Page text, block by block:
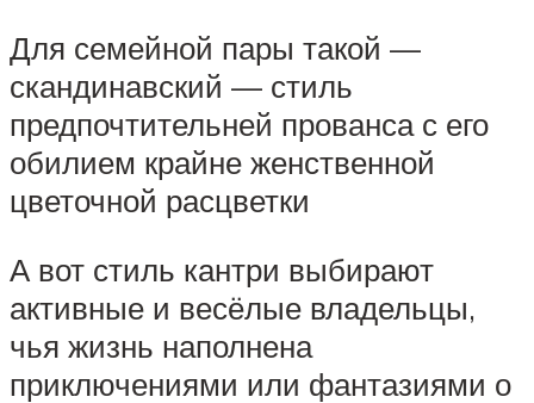
Для семейной пары такой —
скандинавский — стиль
предпочтительней прованса с его
обилием крайне женственной
цветочной расцветки
А вот стиль кантри выбирают
активные и весёлые владельцы,
чья жизнь наполнена
приключениями или фантазиями о